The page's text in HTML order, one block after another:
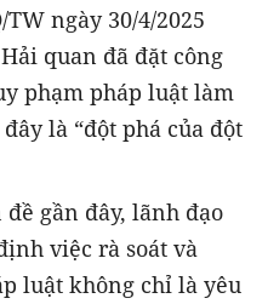
ngày 30/4/2025
quan đã đặt công
phạm pháp luật làm
là “đột phá của đột
gần đây, lãnh đạo
việc rà soát và
luật không chỉ là yêu